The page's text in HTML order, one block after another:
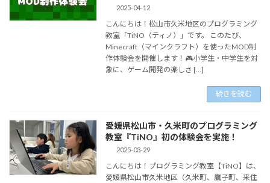
2025-04-12
こんにちは！松山市久米地区のプログラミング
教室「TiNO（ティノ）」です。 このたび、
Minecraft（マインクラフト）を使ったMOD制
作体験会を開催します！🎮小学生・中学生を対
象に、ゲーム開発の楽しさ […]
続きを読む
愛媛県松山市・久米町のプログラミング
教室『TiNO』初の体験会を実施！
2025-03-29
こんにちは！プログラミング教室【TiNO】は、
愛媛県松山市久米地区（久米町、鷹子町、来住